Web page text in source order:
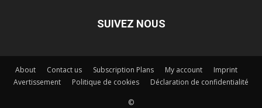
SUIVEZ NOUS
About Contact us Subscription Plans My account
Imprint
Avertissement
Politique de cookies Déclaration de confidentialité
©